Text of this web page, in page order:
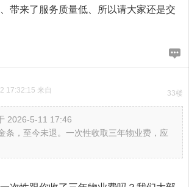
带来了服务质量低、所以请大家还是交
33楼
17:32:15 来自
2026-5-11 17:46
条，至今未退。一次性收取三年物业费，应